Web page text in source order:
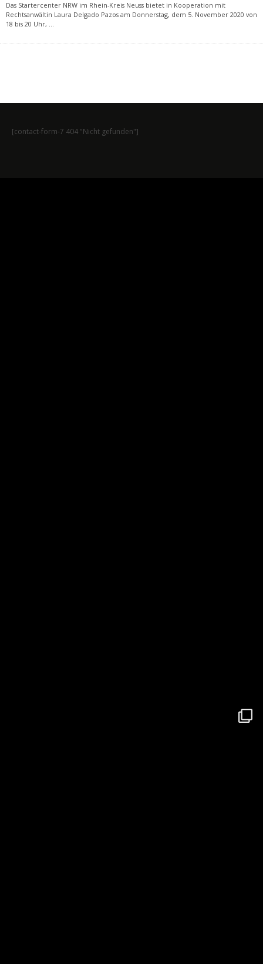
Das Startercenter NRW im Rhein-Kreis Neuss bietet in Kooperation mit
Rechtsanwältin Laura Delgado Pazos am Donnerstag, dem 5. November 2020 von
18 bis 20 Uhr, ...
[contact-form-7 404 "Nicht gefunden"]